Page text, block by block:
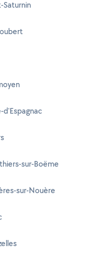
Saturnin
d'Espagnac
sur-Boëme
sur-Nouère